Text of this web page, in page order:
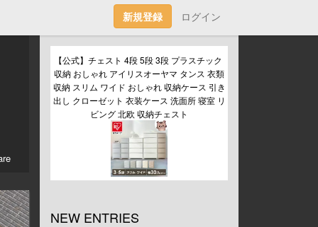
新規登録 ログイン
【公式】チェスト 4段 5段 3段 プラスチック
収納 おしゃれ アイリスオーヤマ タンス 衣類
収納 スリム ワイド おしゃれ 収納ケース 引き
出し クローゼット 衣装ケース 洗面所 寝室 リ
ビング 北欧 収納チェスト
NEW ENTRIES